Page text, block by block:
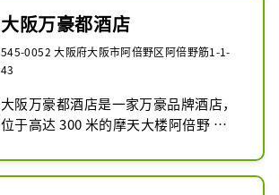
大阪万豪都酒店
545-0052 大阪府大阪市阿倍野区阿倍野筋1-1-
43
大阪万豪都酒店是一家万豪品牌酒店，
位于高达 300 米的摩天大楼阿倍野
店”。